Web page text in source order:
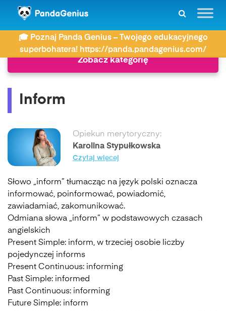
🎓 Poznaj Panda Genius – Twojego edukacyjnego
superbohatera! https://panda.pandagenius.com/
ZDAY Język angielski Inform
Zobacz kategorię
Inform
Opiekun merytoryczny:
Karolina Stypułkowska
Czytaj więcej
Słowo „inform” tłumacząc na język polski oznacza
informować, poinformować, powiadomić,
zawiadamiać, zakomunikować.
Odmiana słowa „inform” w podstawowych czasach
angielskich
Present Simple: inform, w trzeciej osobie liczby
pojedynczej informs
Present Continuous: informing
Past Simple: informed
Past Continuous: informing
Future Simple: inform